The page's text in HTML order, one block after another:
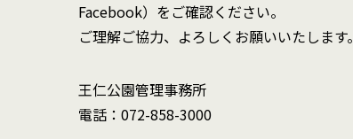
Facebook）をご確認ください。
ご理解ご協力、よろしくお願いいたします。
王仁公園管理事務所
電話：072-858-3000